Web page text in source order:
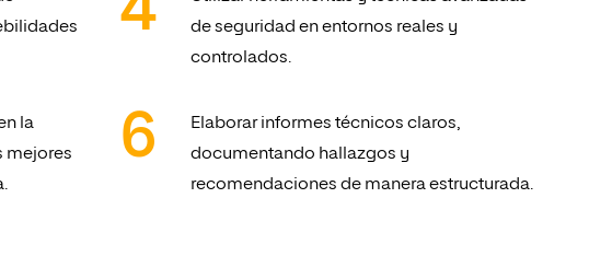
de seguridad en entornos reales y
controlados.
la
mejores
Elaborar informes técnicos claros,
documentando hallazgos y
recomendaciones de manera estructurada.